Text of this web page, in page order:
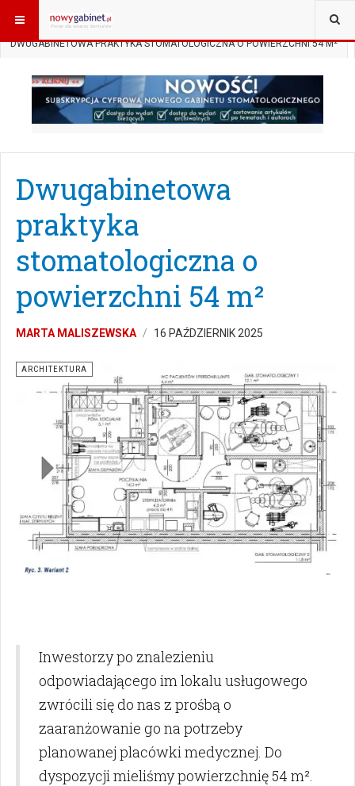
JESTEŚ TUTAJ: START
DWUGABINETOWA PRAKTYKA STOMATOLOGICZNA O POWIERZCHNI 54 M²
Dwugabinetowa
praktyka
stomatologiczna o
powierzchni 54 m²
MARTA MALISZEWSKA 16 PAŹDZIERNIK 2025
ARCHITEKTURA
Inwestorzy po znalezieniu
odpowiadającego im lokalu usługowego
zwrócili się do nas z prośbą o
zaaranżowanie go na potrzeby
planowanej placówki medycznej. Do
dyspozycji mieliśmy powierzchnię 54 m².